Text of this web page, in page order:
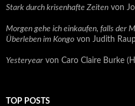
Stark durch krisenhafte Zeiten von
Morgen gehe ich einkaufen, falls der
Überleben im Kongo von Judith
Yesteryear von Caro Claire Burke
TOP POSTS